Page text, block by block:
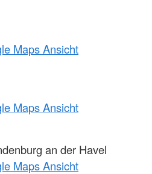
Maps Ansicht
Maps Ansicht
an der Havel
Maps Ansicht